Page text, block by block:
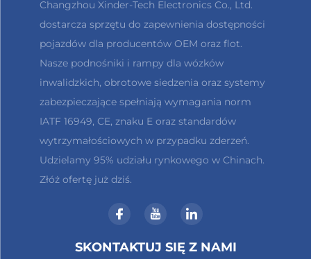
Changzhou Xinder-Tech Electronics Co., Ltd.
dostarcza sprzętu do zapewnienia dostępności
pojazdów dla producentów OEM oraz flot.
Nasze podnośniki i rampy dla wózków
inwalidzkich, obrotowe siedzenia oraz systemy
zabezpieczające spełniają wymagania norm
IATF 16949, CE, znaku E oraz standardów
wytrzymałościowych w przypadku zderzeń.
Udzielamy 95% udziału rynkowego w Chinach.
Złóż ofertę już dziś.
SKONTAKTUJ SIĘ Z NAMI